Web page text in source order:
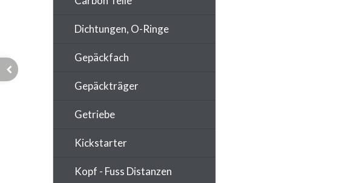
Dichtungen, O-Ringe
Gepäckfach
Gepäckträger
Getriebe
Kickstarter
Kopf - Fuss Distanzen